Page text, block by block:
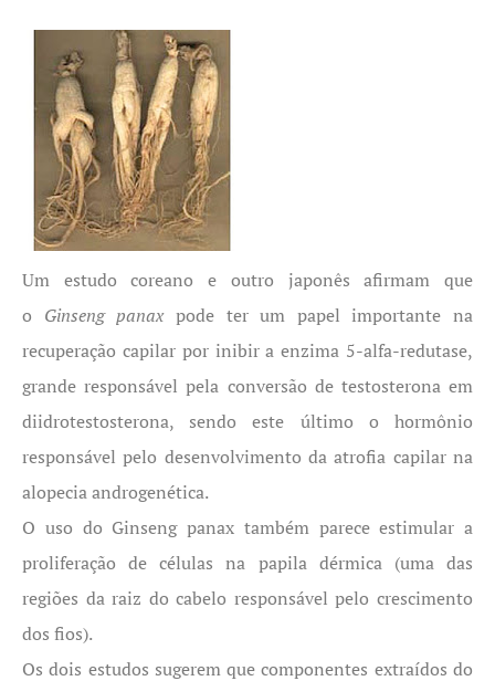
Um estudo coreano e outro japonês afirmam que
o Ginseng panax pode ter um papel importante na
recuperação capilar por inibir a enzima 5-alfa-redutase,
grande responsável pela conversão de testosterona em
diidrotestosterona, sendo este último o hormônio
responsável pelo desenvolvimento da atrofia capilar na
alopecia androgenética.
O uso do Ginseng panax também parece estimular a
proliferação de células na papila dérmica (uma das
regiões da raiz do cabelo responsável pelo crescimento
dos fios).
Os dois estudos sugerem que componentes extraídos do